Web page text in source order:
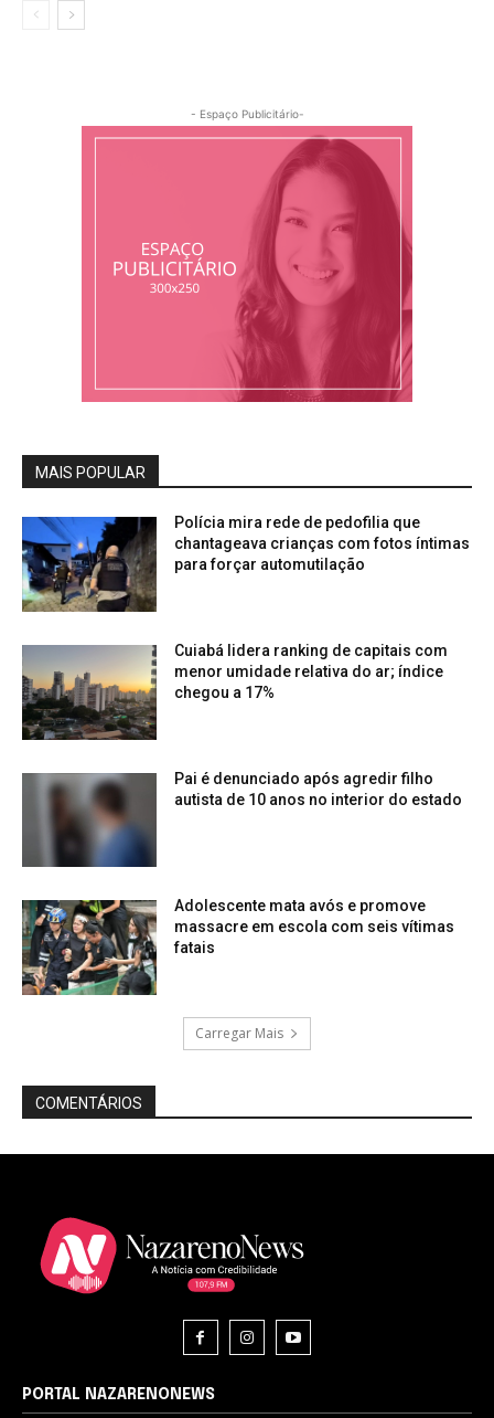
- Espaço Publicitário-
MAIS POPULAR
Polícia mira rede de pedofilia que
chantageava crianças com fotos íntimas
para forçar automutilação
Cuiabá lidera ranking de capitais com
menor umidade relativa do ar; índice
chegou a 17%
Pai é denunciado após agredir filho
autista de 10 anos no interior do estado
Adolescente mata avós e promove
massacre em escola com seis vítimas
fatais
Carregar Mais
COMENTÁRIOS
PORTAL NAZARENONEWS